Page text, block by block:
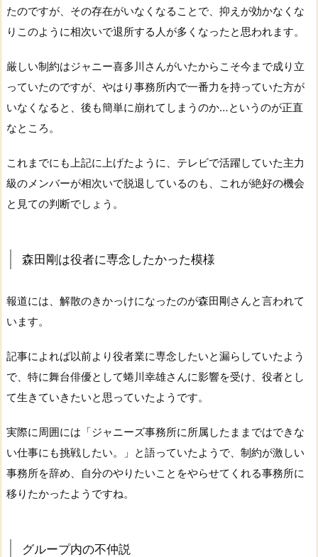
たのですが、その存在がいなくなることで、抑えが効かなくな
りこのように相次いで退所する人が多くなったと思われます。
厳しい制約はジャニー喜多川さんがいたからこそ今まで成り立
っていたのですが、やはり事務所内で一番力を持っていた方が
いなくなると、後も簡単に崩れてしまうのか…というのが正直
なところ。
これまでにも上記に上げたように、テレビで活躍していた主力
級のメンバーが相次いで脱退しているのも、これが絶好の機会
と見ての判断でしょう。
森田剛は役者に専念したかった模様
報道には、解散のきかっけになったのが森田剛さんと言われて
います。
記事によれば以前より役者業に専念したいと漏らしていたよう
で、特に舞台俳優として蜷川幸雄さんに影響を受け、役者とし
て生きていきたいと思っていたようです。
実際に周囲には「ジャニーズ事務所に所属したままではできな
い仕事にも挑戦したい。」と語っていたようで、制約が激しい
事務所を辞め、自分のやりたいことをやらせてくれる事務所に
移りたかったようですね。
グループ内の不仲説